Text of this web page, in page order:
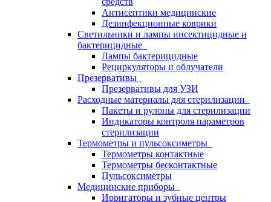
Антисептики медицинские
Дезинфекционные коврики
Светильники и лампы инсектицидные и
бактерицидные
Лампы бактерицидные
Рециркуляторы и облучатели
Презервативы
Презервативы для УЗИ
Расходные материалы для стерилизации
Пакеты и рулоны для стерилизации
Индикаторы контроля параметров
стерилизации
Термометры и пульсоксиметры
Термометры контактные
Термометры бесконтактные
Пульсоксиметры
Медицинские приборы
Ирригаторы и зубные центры